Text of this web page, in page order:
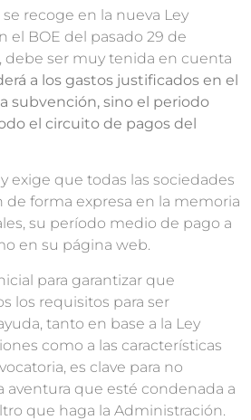
recoge en la nueva Ley
el BOE del pasado 29 de
debe ser muy tenida en cuenta
a los gastos justificados en el
subvención, sino el periodo
el circuito de pagos del
exige que todas las sociedades
forma expresa en la memoria
su período medio de pago a
en su página web.
para garantizar que
los requisitos para ser
tanto en base a la Ley
como a las características
es clave para no
aventura que esté condenada a
que haga la Administración.